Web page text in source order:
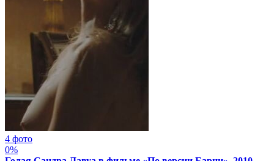
4 фото
0%